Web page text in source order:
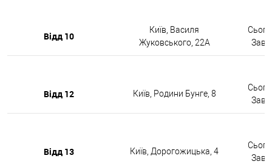
Відд 10
Київ, Василя
Жуковського, 22А
Відд 12 Київ, Родини Бунге, 8
Відд 13 Київ, Дорогожицька, 4